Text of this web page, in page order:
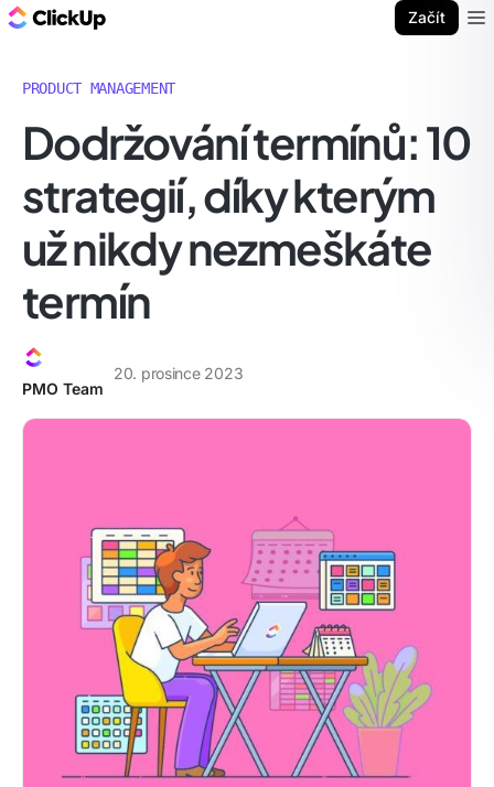
Začít
PRODUCT MANAGEMENT
Dodržování termínů: 10
strategií, díky kterým
už nikdy nezmeškáte
termín
PMO Team
20. prosince 2023